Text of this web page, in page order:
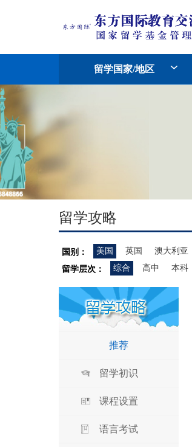
留学国家/地区
留学攻略
国别： 美国 英国 澳大利亚
留学层次：
综合 高中 本科
推荐
留学初识
课程设置
语言考试